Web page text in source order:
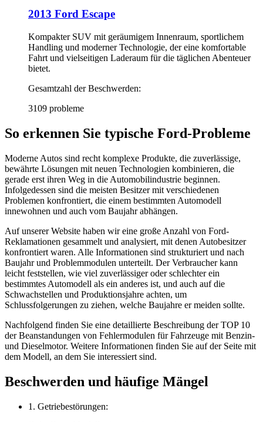
2013 Ford Escape
Kompakter SUV mit geräumigem Innenraum, sportlichem
Handling und moderner Technologie, der eine komfortable
Fahrt und vielseitigen Laderaum für die täglichen Abenteuer
bietet.
Gesamtzahl der Beschwerden:
3109 probleme
So erkennen Sie typische Ford-Probleme
Moderne Autos sind recht komplexe Produkte, die zuverlässige,
bewährte Lösungen mit neuen Technologien kombinieren, die
gerade erst ihren Weg in die Automobilindustrie beginnen.
Infolgedessen sind die meisten Besitzer mit verschiedenen
Problemen konfrontiert, die einem bestimmten Automodell
innewohnen und auch vom Baujahr abhängen.
Auf unserer Website haben wir eine große Anzahl von Ford-
Reklamationen gesammelt und analysiert, mit denen Autobesitzer
konfrontiert waren. Alle Informationen sind strukturiert und nach
Baujahr und Problemmodulen unterteilt. Der Verbraucher kann
leicht feststellen, wie viel zuverlässiger oder schlechter ein
bestimmtes Automodell als ein anderes ist, und auch auf die
Schwachstellen und Produktionsjahre achten, um
Schlussfolgerungen zu ziehen, welche Baujahre er meiden sollte.
Nachfolgend finden Sie eine detaillierte Beschreibung der TOP 10
der Beanstandungen von Fehlermodulen für Fahrzeuge mit Benzin-
und Dieselmotor. Weitere Informationen finden Sie auf der Seite mit
dem Modell, an dem Sie interessiert sind.
Beschwerden und häufige Mängel
1. Getriebestörungen: